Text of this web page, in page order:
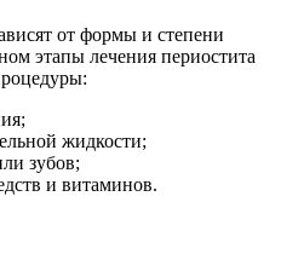
от формы и степени
этапы лечения периостита
жидкости;
зубов;
и витаминов.